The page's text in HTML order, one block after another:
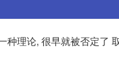
种理论, 很早就被否定了